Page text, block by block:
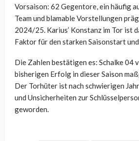
Vorsaison: 62 Gegentore, ein häufig
Team und blamable Vorstellungen
2024/25. Karius’ Konstanz im Tor ist
Faktor für den starken Saisonstart
Die Zahlen bestätigen es: Schalke 04
bisherigen Erfolg in dieser Saison
Der Torhüter ist nach schwierigen
und Unsicherheiten zur
geworden.